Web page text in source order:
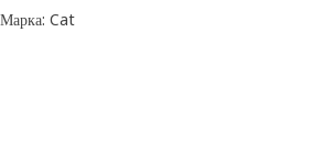
Марка: Cat